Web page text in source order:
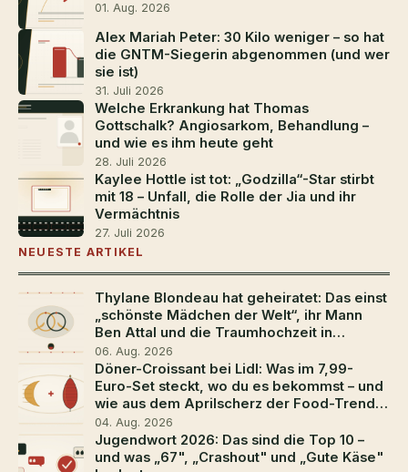
01. Aug. 2026
Alex Mariah Peter: 30 Kilo weniger – so hat
die GNTM-Siegerin abgenommen (und wer
sie ist)
31. Juli 2026
Welche Erkrankung hat Thomas
Gottschalk? Angiosarkom, Behandlung –
und wie es ihm heute geht
28. Juli 2026
Kaylee Hottle ist tot: „Godzilla“-Star stirbt
mit 18 – Unfall, die Rolle der Jia und ihr
Vermächtnis
27. Juli 2026
NEUESTE ARTIKEL
Thylane Blondeau hat geheiratet: Das einst
„schönste Mädchen der Welt“, ihr Mann
Ben Attal und die Traumhochzeit in
Südfrankreich
06. Aug. 2026
Döner-Croissant bei Lidl: Was im 7,99-
Euro-Set steckt, wo du es bekommst – und
wie aus dem Aprilscherz der Food-Trend
2026 wurde
04. Aug. 2026
Jugendwort 2026: Das sind die Top 10 –
und was „67", „Crashout" und „Gute Käse"